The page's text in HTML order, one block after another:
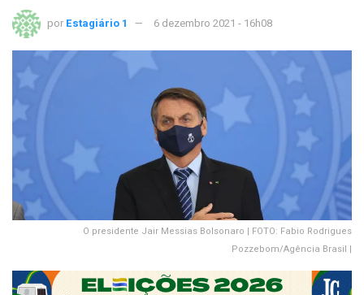
por Estagiário 1 6 dezembro 2021 - 16h08
O presidente Jair Messias Bolsonaro | FOTO: Fabio Rodrigues
Pozzebom/Agência Brasil |